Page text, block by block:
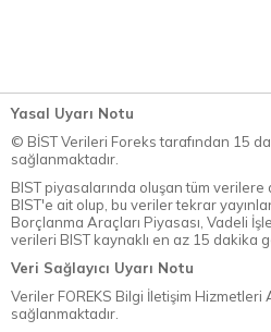
Yasal Uyarı Notu
© BİST Verileri Foreks tarafından 15
sağlanmaktadır.
BIST piyasalarında oluşan tüm verilere
BIST'e ait olup, bu veriler tekrar
Borçlanma Araçları Piyasası, Vadeli
verileri BIST kaynaklı en az 15 dakika
Veri Sağlayıcı Uyarı Notu
Veriler FOREKS Bilgi İletişim Hizmetleri
sağlanmaktadır.